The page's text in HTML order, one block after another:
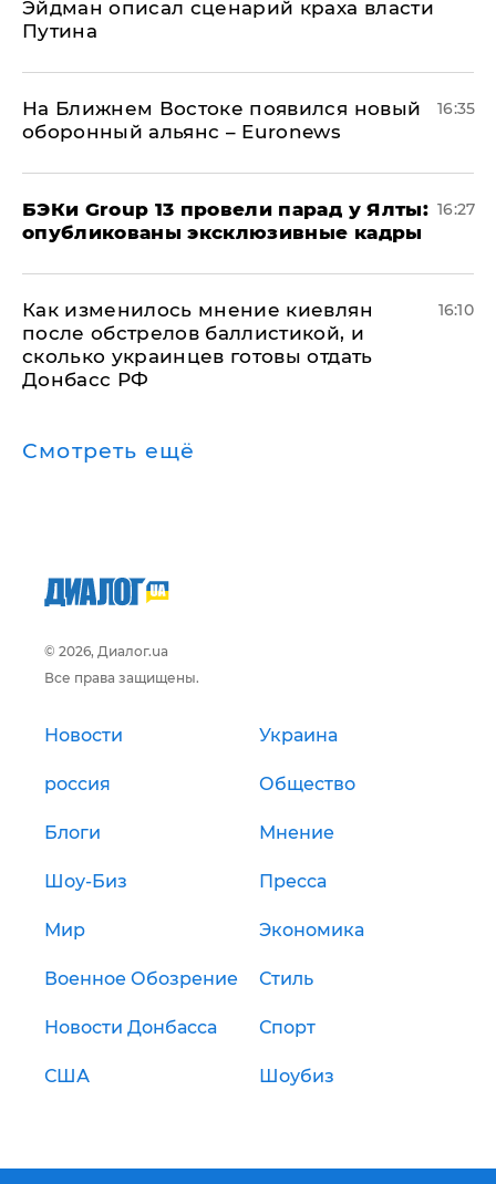
Эйдман описал сценарий краха власти
Путина
На Ближнем Востоке появился новый
оборонный альянс – Euronews
16:35
​БЭКи Group 13 провели парад у Ялты:
опубликованы эксклюзивные кадры
16:27
Как изменилось мнение киевлян
после обстрелов баллистикой, и
сколько украинцев готовы отдать
Донбасс РФ
16:10
Смотреть ещё
© 2026, Диалог.ua
Все права защищены.
Новости Украина
россия Общество
Блоги Мнение
Шоу-Биз Пресса
Мир Экономика
Военное Обозрение Стиль
Новости Донбасса Спорт
США Шоубиз